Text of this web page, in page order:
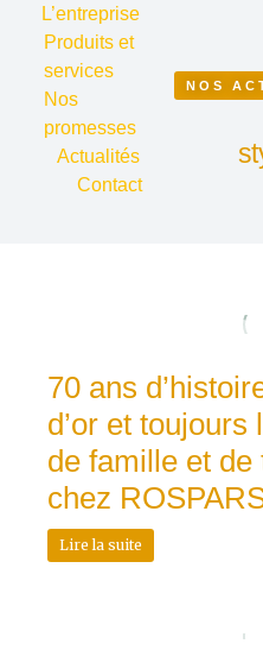
L’entreprise
Produits et
services
Nos
promesses
Actualités
Contact
NOS
70 ans
d’or et
de famille et
chez
Lire la suite